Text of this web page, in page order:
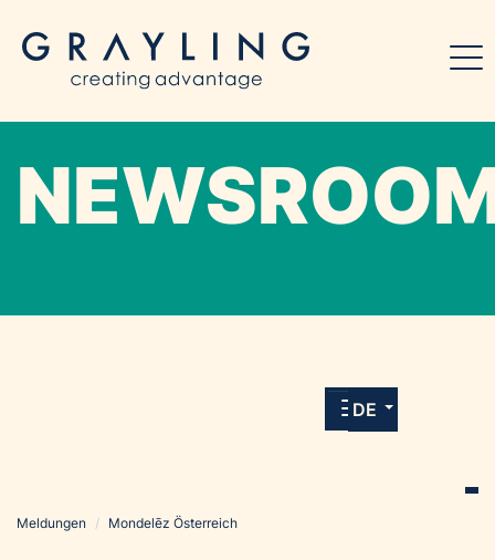
allen Meldungen und Downloads unserer
DE
Meldungen / Mondelēz Österreich